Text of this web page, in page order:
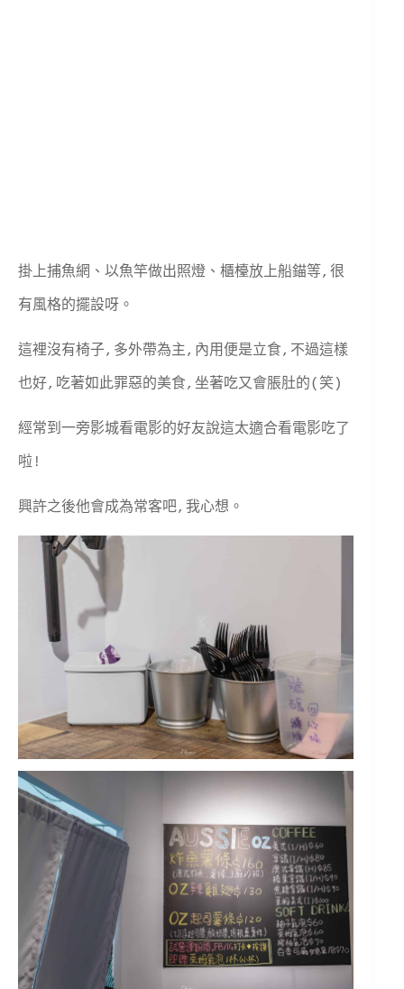
掛上捕魚網、以魚竿做出照燈、櫃檯放上船錨等,很
有風格的擺設呀。
這裡沒有椅子,多外帶為主,內用便是立食,不過這樣
也好,吃著如此罪惡的美食,坐著吃又會脹肚的(笑)
經常到一旁影城看電影的好友說這太適合看電影吃了
啦!
興許之後他會成為常客吧,我心想。